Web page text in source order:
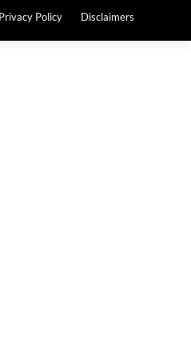
Privacy Policy Disclaimers